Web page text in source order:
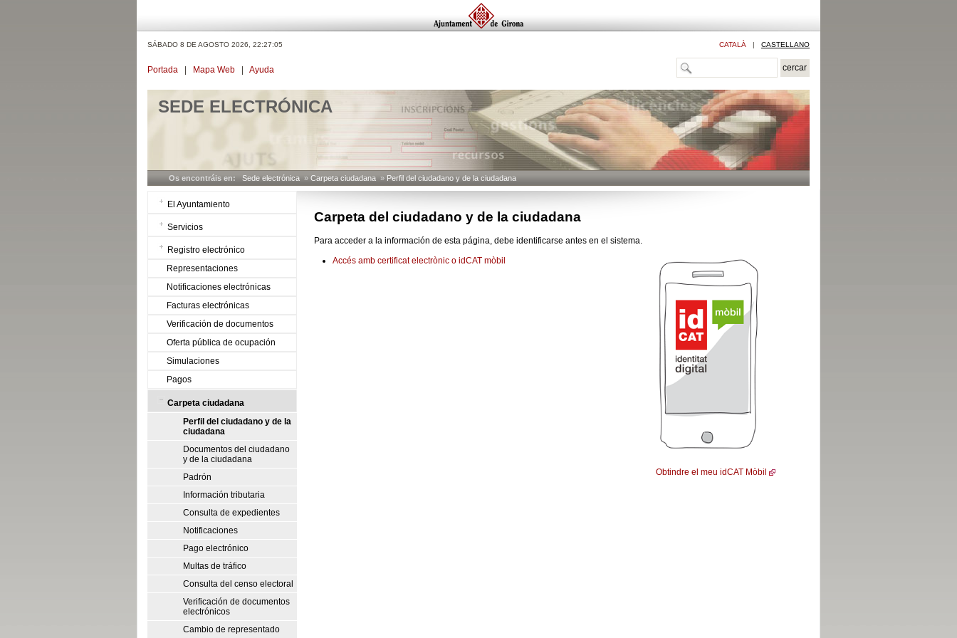
SÁBADO 8 DE AGOSTO 2026, 22:27:05 CATALÀ | CASTELLANO
Portada Mapa Web Ayuda
SEDE ELECTRÓNICA
Os encontráis en: Sede electrónica » Carpeta ciudadana » Perfil del ciudadano y de la ciudadana
El Ayuntamiento
Servicios
Registro electrónico
Representaciones
Notificaciones electrónicas
Facturas electrónicas
Verificación de documentos
Oferta pública de ocupación
Simulaciones
Pagos
Carpeta ciudadana
Perfil del ciudadano y de la
ciudadana
Documentos del ciudadano
y de la ciudadana
Padrón
Información tributaria
Consulta de expedientes
Notificaciones
Pago electrónico
Multas de tráfico
Consulta del censo electoral
Verificación de documentos
electrónicos
Cambio de representado
Carpeta del ciudadano y de la ciudadana
Para acceder a la información de esta página, debe identificarse antes en el sistema.
Accés amb certificat electrònic o idCAT mòbil
Obtindre el meu idCAT Mòbil